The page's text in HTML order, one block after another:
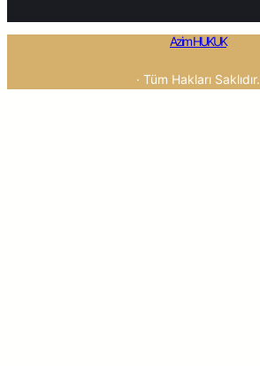
Azim HUKUK
· Tüm Hakları Saklıdır.